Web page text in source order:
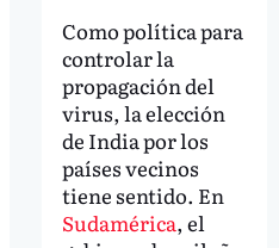
Como política para
controlar la
propagación del
virus, la elección
de India por los
países vecinos
tiene sentido. En
Sudamérica, el